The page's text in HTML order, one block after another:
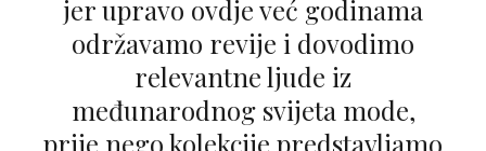
jer upravo ovdje već godinama
održavamo revije i dovodimo
relevantne ljude iz
međunarodnog svijeta mode,
prije nego kolekcije predstavljamo